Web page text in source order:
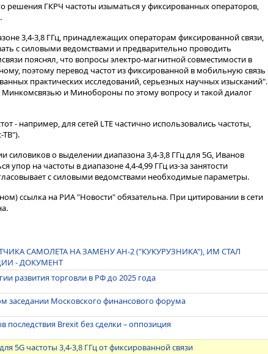
решения ГКРЧ частоты изыматься у фиксированных операторов,
3,4-3,8 ГГц, принадлежащих операторам фиксированной связи,
с силовыми ведомствами и предварительно проводить
пояснял, что вопросы электро-магнитной совместимости в
поэтому перевод частот из фиксированной в мобильную связь
практических исследований, серьезных научных изысканий".
и Минобороны по этому вопросу и такой диалог
- например, для сетей LTE частично использовались частоты,
ТВ").
силовиков о выделении диапазона 3,4-3,8 ГГц для 5G, Иванов
упор на частоты в диапазоне 4,4-4,99 ГГц из-за занятости
с силовыми ведомствами необходимые параметры.
ссылка на РИА "Новости" обязательна. При цитировании в сети
САМОЛЕТА НА ЗАМЕНУ АН-2 ("КУКУРУЗНИКА"), ИМ СТАЛ
- ДОКУМЕНТ
развития торговли в РФ до 2025 года
заседании Московского финансового форума
Brexit без сделки – оппозиция
5G частоты 3,4-3,8 ГГц от фиксированной связи